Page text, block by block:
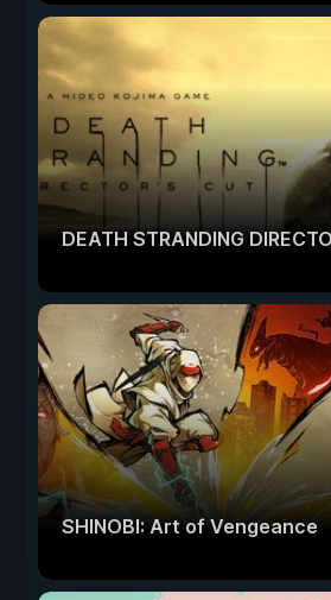
DEATH STRANDING
SHINOBI: Art of Vengeance